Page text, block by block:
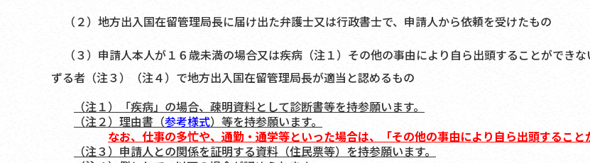
（２）地方出入国在留管理局長に届け出た弁護士又は行政書士で、申請人から依頼を受けたもの
（３）申請人本人が１６歳未満の場合又は疾病（注１）その他の事由により自ら出頭することができ
ずる者（注３）（注４）で地方出入国在留管理局長が適当と認めるもの
（注１）「疾病」の場合、疎明資料として診断書等を持参願います。
（注２）理由書（参考様式）等を持参願います。
なお、仕事の多忙や、通勤・通学等といった場合は、「その他の事由により自ら出頭すること
（注３）申請人との関係を証明する資料（住民票等）を持参願います。